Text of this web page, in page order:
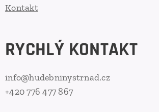
Kontakt
RYCHLÝ KONTAKT
info@hudebninystrnad.cz
+420 776 477 867